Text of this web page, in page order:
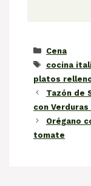
Categorías
Cena
Etiquetas
cocina
platos
Tazón de
con
Orégano
tomate